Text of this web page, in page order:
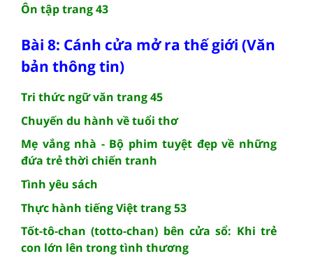
Ôn tập trang 43
Bài 8: Cánh cửa mở ra thế giới (Văn
bản thông tin)
Tri thức ngữ văn trang 45
Chuyến du hành về tuổi thơ
Mẹ vắng nhà - Bộ phim tuyệt đẹp về những
đứa trẻ thời chiến tranh
Tình yêu sách
Thực hành tiếng Việt trang 53
Tốt-tô-chan (totto-chan) bên cửa sổ: Khi trẻ
con lớn lên trong tình thương